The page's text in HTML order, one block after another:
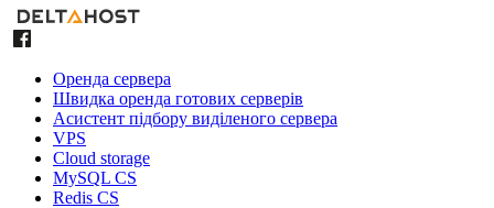
Оренда сервера
Швидка оренда готових серверів
Асистент підбору виділеного сервера
VPS
Cloud storage
MySQL CS
Redis CS